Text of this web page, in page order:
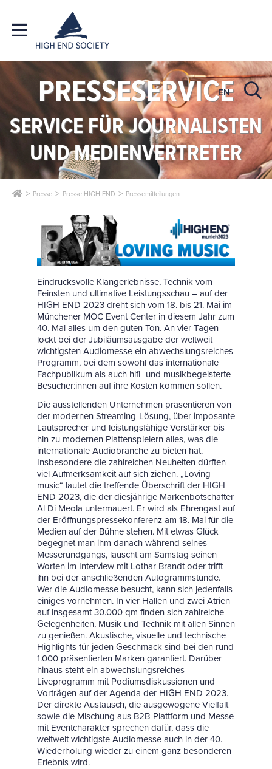
EN
PRESSESERVICE
SERVICE FÜR JOURNALISTEN
UND MEDIENVERTRETER
Presse Presse HIGH END Pressemitteilungen
Eindrucksvolle Klangerlebnisse, Technik vom
Feinsten und ultimative Leistungsschau – auf der
HIGH END 2023 dreht sich vom 18. bis 21. Mai im
Münchener MOC Event Center in diesem Jahr zum
40. Mal alles um den guten Ton. An vier Tagen
lockt bei der Jubiläumsausgabe der weltweit
wichtigsten Audiomesse ein abwechslungsreiches
Programm, bei dem sowohl das internationale
Fachpublikum als auch hifi- und musikbegeisterte
Besucher:innen auf ihre Kosten kommen sollen.
Die ausstellenden Unternehmen präsentieren von
der modernen Streaming-Lösung, über imposante
Lautsprecher und leistungsfähige Verstärker bis
hin zu modernen Plattenspielern alles, was die
internationale Audiobranche zu bieten hat.
Insbesondere die zahlreichen Neuheiten dürften
viel Aufmerksamkeit auf sich ziehen. „Loving
music“ lautet die treffende Überschrift der HIGH
END 2023, die der diesjährige Markenbotschafter
Al Di Meola untermauert. Er wird als Ehrengast auf
der Eröffnungspressekonferenz am 18. Mai für die
Medien auf der Bühne stehen. Mit etwas Glück
begegnet man ihm danach während seines
Messerundgangs, lauscht am Samstag seinen
Worten im Interview mit Lothar Brandt oder trifft
ihn bei der anschließenden Autogrammstunde.
Wer die Audiomesse besucht, kann sich jedenfalls
einiges vornehmen. In vier Hallen und zwei Atrien
auf insgesamt 30.000 qm finden sich zahlreiche
Gelegenheiten, Musik und Technik mit allen Sinnen
zu genießen. Akustische, visuelle und technische
Highlights für jeden Geschmack sind bei den rund
1.000 präsentierten Marken garantiert. Darüber
hinaus steht ein abwechslungsreiches
Liveprogramm mit Podiumsdiskussionen und
Vorträgen auf der Agenda der HIGH END 2023.
Der direkte Austausch, die ausgewogene Vielfalt
sowie die Mischung aus B2B-Plattform und Messe
mit Eventcharakter sprechen dafür, dass die
weltweit wichtigste Audiomesse auch in der 40.
Wiederholung wieder zu einem ganz besonderen
Erlebnis wird.